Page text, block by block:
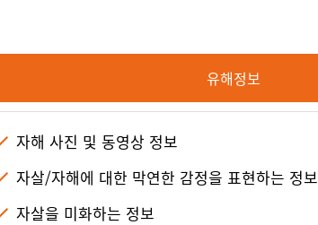
유해정보
자해 사진 및 동영상 정보
자살/자해에 대한 막연한 감정을 표현하는 정보
자살을 미화하는 정보